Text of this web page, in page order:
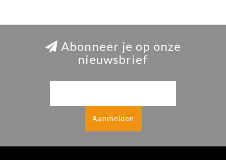
Abonneer je op onze
nieuwsbrief
Aanmelden